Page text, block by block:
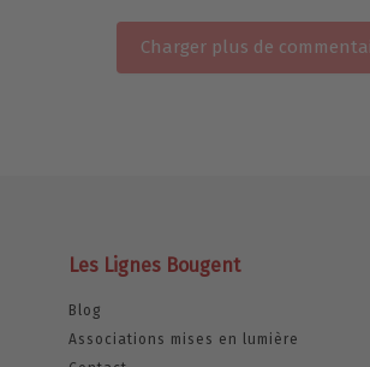
Charger plus de
Les Lignes Bougent
Blog
Associations mises en lumière